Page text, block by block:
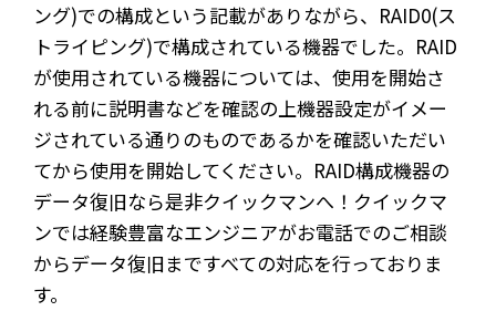
ング)での構成という記載がありながら、RAID0(ス
トライピング)で構成されている機器でした。RAID
が使用されている機器については、使用を開始さ
れる前に説明書などを確認の上機器設定がイメー
ジされている通りのものであるかを確認いただい
てから使用を開始してください。RAID構成機器の
データ復旧なら是非クイックマンへ！クイックマ
ンでは経験豊富なエンジニアがお電話でのご相談
からデータ復旧まですべての対応を行っておりま
す。